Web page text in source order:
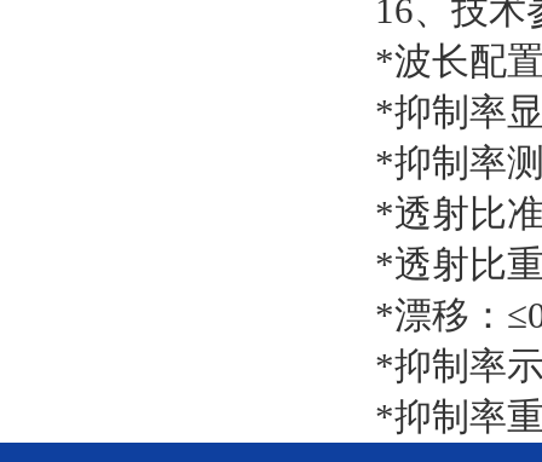
16、技术
*波长配
*抑制率
*抑制率
*透射比
*透射比
*漂移：
*抑制率
*抑制率